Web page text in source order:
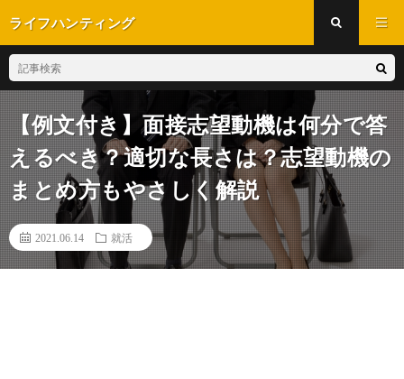
ライフハンティング
【例文付き】面接志望動機は何分で答
えるべき？適切な長さは？志望動機の
まとめ方もやさしく解説
2021.06.14 就活